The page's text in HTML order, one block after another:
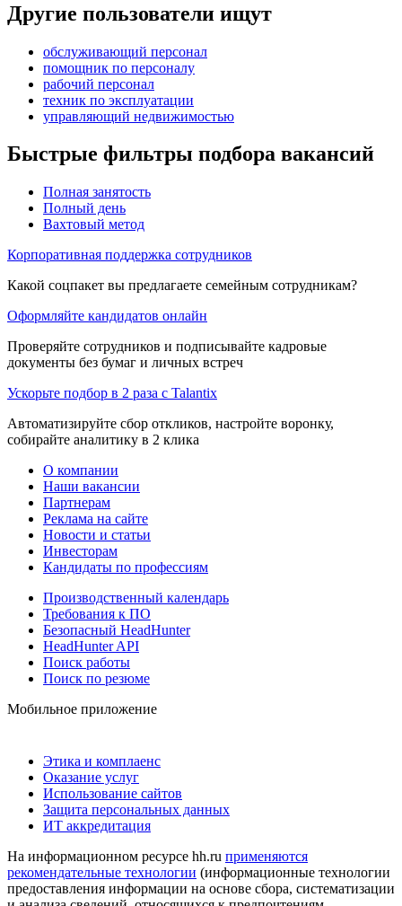
Другие пользователи ищут
обслуживающий персонал
помощник по персоналу
рабочий персонал
техник по эксплуатации
управляющий недвижимостью
Быстрые фильтры подбора вакансий
Полная занятость
Полный день
Вахтовый метод
Корпоративная поддержка сотрудников
Какой соцпакет вы предлагаете семейным сотрудникам?
Оформляйте кандидатов онлайн
Проверяйте сотрудников и подписывайте кадровые
документы без бумаг и личных встреч
Ускорьте подбор в 2 раза с Talantix
Автоматизируйте сбор откликов, настройте воронку,
собирайте аналитику в 2 клика
О компании
Наши вакансии
Партнерам
Реклама на сайте
Новости и статьи
Инвесторам
Кандидаты по профессиям
Производственный календарь
Требования к ПО
Безопасный HeadHunter
HeadHunter API
Поиск работы
Поиск по резюме
Мобильное приложение
Этика и комплаенс
Оказание услуг
Использование сайтов
Защита персональных данных
ИТ аккредитация
На информационном ресурсе hh.ru применяются
рекомендательные технологии (информационные технологии
предоставления информации на основе сбора, систематизации